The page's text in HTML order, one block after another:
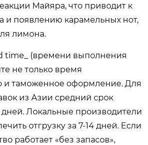
Майяра, что приводит к
и появлению карамельных нот,
лимона.
time_ (времени выполнения
не только время
и таможенное оформление. Для
из Азии средний срок
дней. Локальные производители
отгрузку за 7-14 дней. Если
работает «без запасов»,